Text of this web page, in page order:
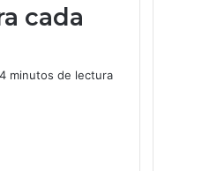
cada
4 minutos de lectura